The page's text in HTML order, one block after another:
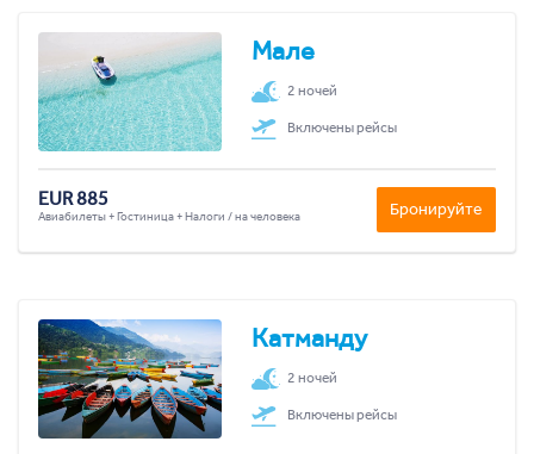
Мале
2 ночей
Включены рейсы
EUR 885
Авиабилеты + Гостиница + Налоги / на человека Бронируйте
Катманду
2 ночей
Включены рейсы